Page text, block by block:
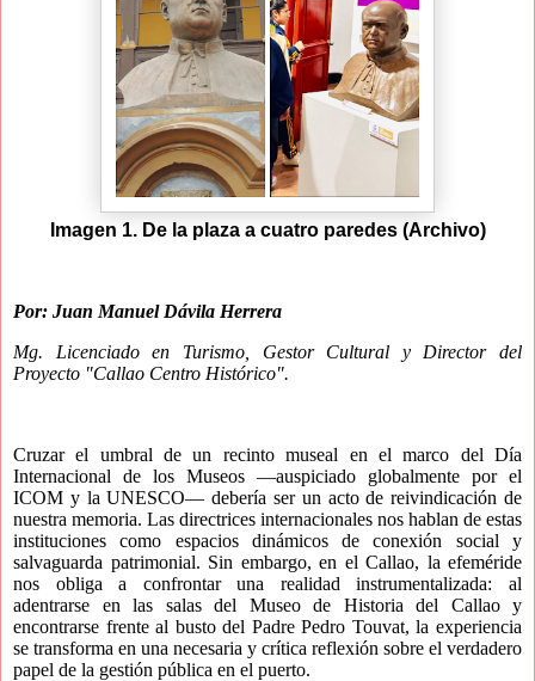
Imagen 1. De la plaza a cuatro paredes (Archivo)
Por: Juan Manuel Dávila Herrera
Mg. Licenciado en Turismo, Gestor Cultural y Director del
Proyecto "Callao Centro Histórico".
Cruzar el umbral de un recinto museal en el marco del Día
Internacional de los Museos —auspiciado globalmente por el
ICOM y la UNESCO— debería ser un acto de reivindicación de
nuestra memoria. Las directrices internacionales nos hablan de estas
instituciones como espacios dinámicos de conexión social y
salvaguarda patrimonial. Sin embargo, en el Callao, la efeméride
nos obliga a confrontar una realidad instrumentalizada: al
adentrarse en las salas del Museo de Historia del Callao y
encontrarse frente al busto del Padre Pedro Touvat, la experiencia
se transforma en una necesaria y crítica reflexión sobre el verdadero
papel de la gestión pública en el puerto.